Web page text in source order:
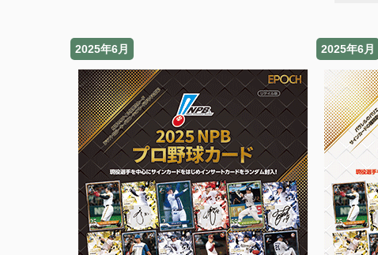
2025年6月 2025年6月